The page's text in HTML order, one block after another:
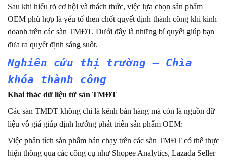
Sau khi hiểu rõ cơ hội và thách thức, việc lựa chọn sản phẩm
OEM phù hợp là yếu tố then chốt quyết định thành công khi kinh
doanh trên các sàn TMĐT. Dưới đây là những bí quyết giúp bạn
đưa ra quyết định sáng suốt.
Nghiên cứu thị trường – Chìa
khóa thành công
Khai thác dữ liệu từ sàn TMĐT
Các sàn TMĐT không chỉ là kênh bán hàng mà còn là nguồn dữ
liệu vô giá giúp định hướng phát triển sản phẩm OEM:
Việc phân tích sản phẩm bán chạy trên các sàn TMĐT có thể thực
hiện thông qua các công cụ như Shopee Analytics, Lazada Seller